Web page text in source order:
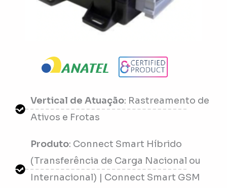
Vertical de Atuação: Rastreamento de
Ativos e Frotas
Produto: Connect Smart Híbrido
(Transferência de Carga Nacional ou
Internacional) | Connect Smart GSM